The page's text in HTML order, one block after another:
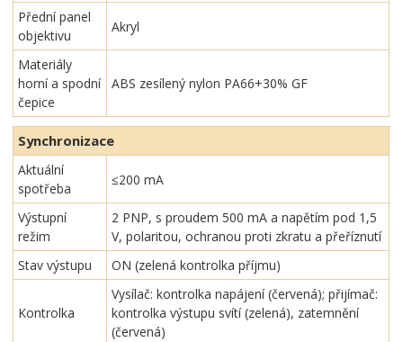
Přední panel
objektivu
Akryl
Materiály
horní a spodní
čepice
ABS zesílený nylon PA66+30% GF
Synchronizace
Aktuální
spotřeba
≤200 mA
Výstupní
režim
2 PNP, s proudem 500 mA a napětím pod 1,5
V, polaritou, ochranou proti zkratu a přeříznutí
Stav výstupu
ON (zelená kontrolka příjmu)
Kontrolka
Vysílač: kontrolka napájení (červená); přijímač:
kontrolka výstupu svítí (zelená), zatemnění
(červená)